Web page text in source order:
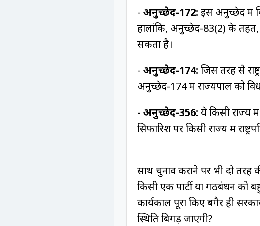
- अनुच्छेद-172: इस अनुच्छेद में
हालांकि, अनुच्छेद-83(2) के तहत,
सकता है।
- अनुच्छेद-174: जिस तरह से
अनुच्छेद-174 में राज्यपाल को
- अनुच्छेद-356: ये किसी राज्य में
सिफारिश पर किसी राज्य में
साथ चुनाव कराने पर भी दो
किसी एक पार्टी या गठबंधन को
कार्यकाल पूरा किए बगैर ही
स्थिति बिगड़ जाएगी?